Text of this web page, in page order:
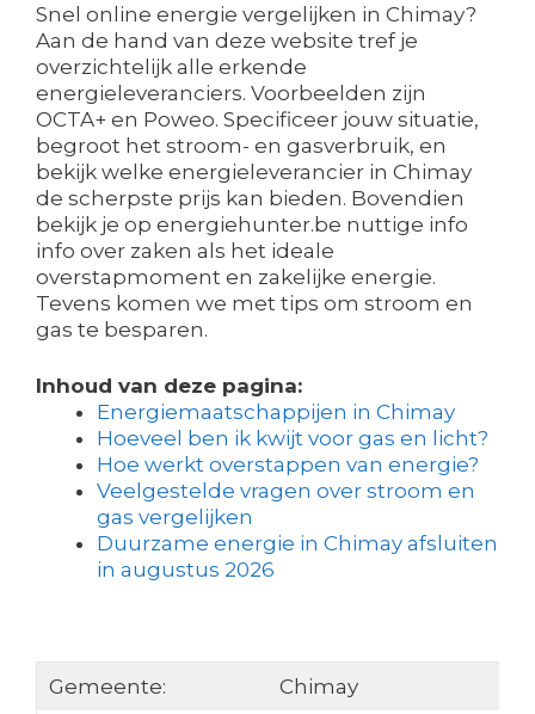
Snel online energie vergelijken in Chimay?
Aan de hand van deze website tref je
overzichtelijk alle erkende
energieleveranciers. Voorbeelden zijn
OCTA+ en Poweo. Specificeer jouw situatie,
begroot het stroom- en gasverbruik, en
bekijk welke energieleverancier in Chimay
de scherpste prijs kan bieden. Bovendien
bekijk je op energiehunter.be nuttige info
info over zaken als het ideale
overstapmoment en zakelijke energie.
Tevens komen we met tips om stroom en
gas te besparen.
Inhoud van deze pagina:
Energiemaatschappijen in Chimay
Hoeveel ben ik kwijt voor gas en licht?
Hoe werkt overstappen van energie?
Veelgestelde vragen over stroom en
gas vergelijken
Duurzame energie in Chimay afsluiten
in augustus 2026
Gemeente:
Chimay